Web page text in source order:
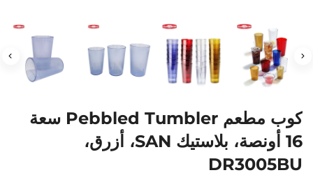
كوب مطعم Pebbled Tumbler سعة
16 أونصة، بلاستيك SAN، أزرق،